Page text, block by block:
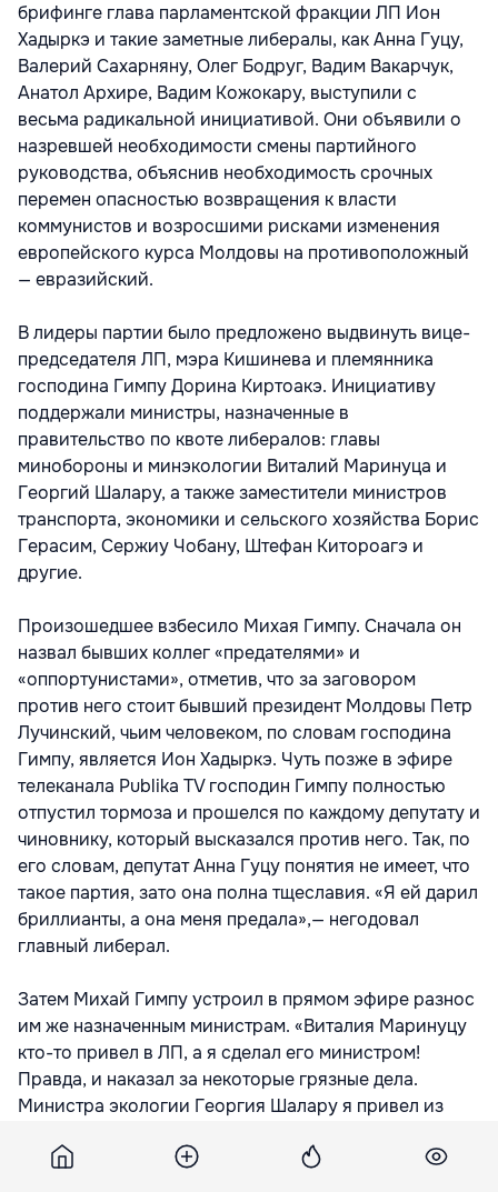
брифинге глава парламентской фракции ЛП Ион
Хадыркэ и такие заметные либералы, как Анна Гуцу,
Валерий Сахарняну, Олег Бодруг, Вадим Вакарчук,
Анатол Архире, Вадим Кожокару, выступили с
весьма радикальной инициативой. Они объявили о
назревшей необходимости смены партийного
руководства, объяснив необходимость срочных
перемен опасностью возвращения к власти
коммунистов и возросшими рисками изменения
европейского курса Молдовы на противоположный
— евразийский.
В лидеры партии было предложено выдвинуть вице-
председателя ЛП, мэра Кишинева и племянника
господина Гимпу Дорина Киртоакэ. Инициативу
поддержали министры, назначенные в
правительство по квоте либералов: главы
минобороны и минэкологии Виталий Маринуца и
Георгий Шалару, а также заместители министров
транспорта, экономики и сельского хозяйства Борис
Герасим, Сержиу Чобану, Штефан Китороагэ и
другие.
Произошедшее взбесило Михая Гимпу. Сначала он
назвал бывших коллег «предателями» и
«оппортунистами», отметив, что за заговором
против него стоит бывший президент Молдовы Петр
Лучинский, чьим человеком, по словам господина
Гимпу, является Ион Хадыркэ. Чуть позже в эфире
телеканала Publika TV господин Гимпу полностью
отпустил тормоза и прошелся по каждому депутату и
чиновнику, который высказался против него. Так, по
его словам, депутат Анна Гуцу понятия не имеет, что
такое партия, зато она полна тщеславия. «Я ей дарил
бриллианты, а она меня предала»,— негодовал
главный либерал.
Затем Михай Гимпу устроил в прямом эфире разнос
им же назначенным министрам. «Виталия Маринуцу
кто-то привел в ЛП, а я сделал его министром!
Правда, и наказал за некоторые грязные дела.
Министра экологии Георгия Шалару я привел из
Новоиспеченный депутат Вакарчук хотел быть в